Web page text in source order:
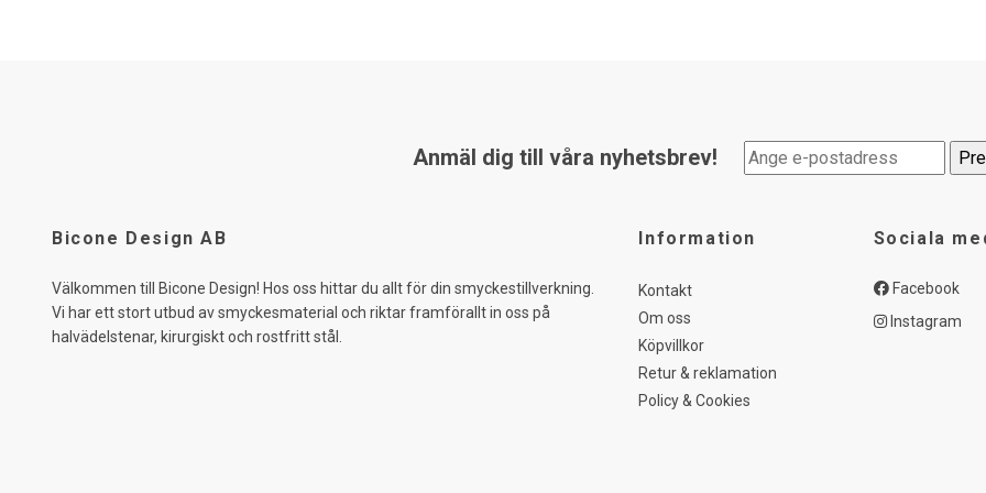
Anmäl dig till våra nyhetsbrev!
Bicone Design AB
Välkommen till Bicone Design! Hos oss hittar du allt för din smyckestillverkning.
Vi har ett stort utbud av smyckesmaterial och riktar framförallt in oss på
halvädelstenar, kirurgiskt och rostfritt stål.
Information
Kontakt
Om oss
Köpvillkor
Retur & reklamation
Policy & Cookies
Sociala
Facebook
Instagram